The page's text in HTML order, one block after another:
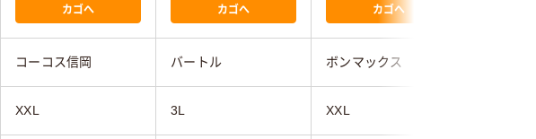
カゴへ カゴへ カゴへ
コーコス信岡 バートル ボンマックス
XXL 3L XXL